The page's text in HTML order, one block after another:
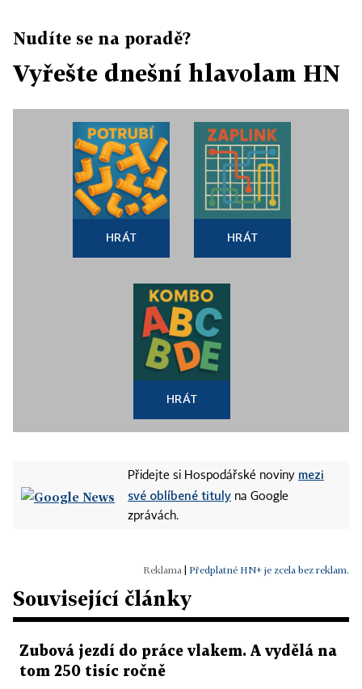
Nudíte se na poradě?
Vyřešte dnešní hlavolam HN
HRÁT HRÁT
HRÁT
Přidejte si Hospodářské noviny mezi
své oblíbené tituly na Google
zprávách.
Předplatné HN+ je zcela bez reklam.
Související články
Zubová jezdí do práce vlakem. A vydělá na
tom 250 tisíc ročně